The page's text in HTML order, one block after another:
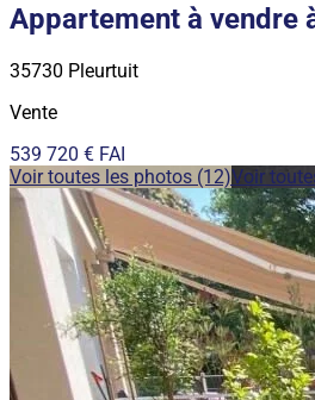
Appartement à vendre
35730 Pleurtuit
Vente
539 720 € FAI
Voir toutes les photos (12)Voir